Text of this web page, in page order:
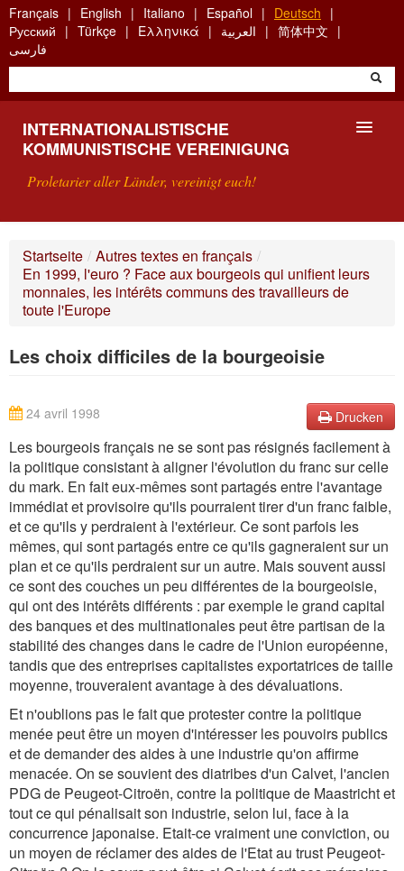
Skip
to
main
content
Français English Italiano Español
Deutsch
Русский
Türkçe Ελληνικά العربية
简体中文
فارسی
INTERNATIONALISTISCHE
KOMMUNISTISCHE VEREINIGUNG
Proletarier aller Länder, vereinigt euch!
WAS IST DIE IKV?
SUCHE
KONTAKT
Startseite / Autres textes en français /
En 1999, l'euro ? Face aux bourgeois qui unifient leurs
monnaies, les intérêts communs des travailleurs de
toute l'Europe
Les choix difficiles de la bourgeoisie
Drucken
24 avril 1998
Les bourgeois français ne se sont pas résignés facilement à
la politique consistant à aligner l'évolution du franc sur celle
du mark. En fait eux-mêmes sont partagés entre l'avantage
immédiat et provisoire qu'ils pourraient tirer d'un franc faible,
et ce qu'ils y perdraient à l'extérieur. Ce sont parfois les
mêmes, qui sont partagés entre ce qu'ils gagneraient sur un
plan et ce qu'ils perdraient sur un autre. Mais souvent aussi
ce sont des couches un peu différentes de la bourgeoisie,
qui ont des intérêts différents : par exemple le grand capital
des banques et des multinationales peut être partisan de la
stabilité des changes dans le cadre de l'Union européenne,
tandis que des entreprises capitalistes exportatrices de taille
moyenne, trouveraient avantage à des dévaluations.
Et n'oublions pas le fait que protester contre la politique
menée peut être un moyen d'intéresser les pouvoirs publics
et de demander des aides à une industrie qu'on affirme
menacée. On se souvient des diatribes d'un Calvet, l'ancien
PDG de Peugeot-Citroën, contre la politique de Maastricht et
tout ce qui pénalisait son industrie, selon lui, face à la
concurrence japonaise. Etait-ce vraiment une conviction, ou
un moyen de réclamer des aides de l'Etat au trust Peugeot-